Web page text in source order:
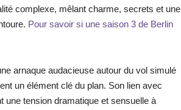
complexe, mêlant charme, secrets et une
Pour savoir si une saison 3 de Berlin
arnaque audacieuse autour du vol simulé
un élément clé du plan. Son lien avec
une tension dramatique et sensuelle à